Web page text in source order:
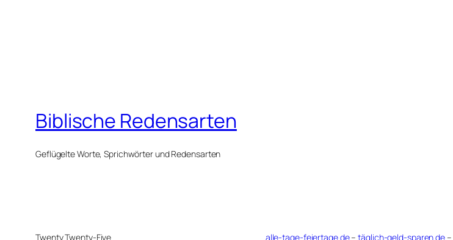
Biblische Redensarten
Geflügelte Worte, Sprichwörter und Redensarten
Twenty Twenty-Five alle-tage-feiertage.de–täglich-geld-sparen.de–